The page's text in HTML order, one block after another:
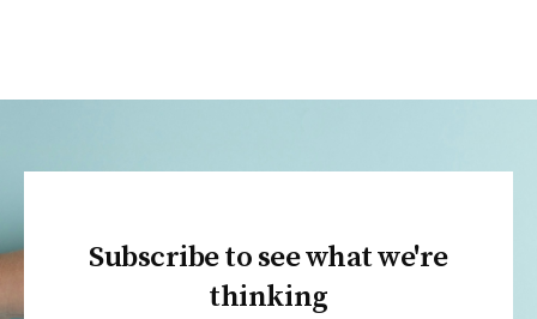
Subscribe to see what we're
thinking